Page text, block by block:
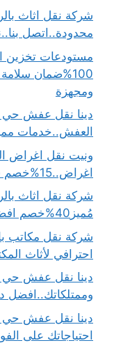
محدودة..اتصل بنا..نقل
مستودعات تخزين
ومجهزة
العفش..خدمات
ونيت نقل اغراض
اغراض..15%خصم فوري
شركة نقل اثاث
مُميز40%خصم افضل نقل اثاث بالرياض..اتصل الـأن
احترافي لأثاث
وممتلكاتك..افضل
دينا نقل عفش حي
احتياجاتك على